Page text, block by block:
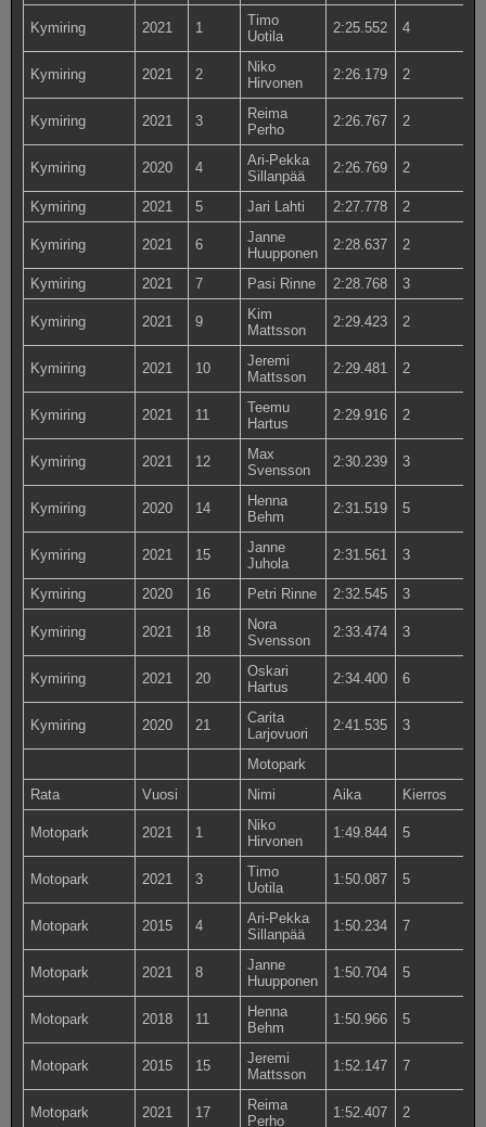
Kymiring 2021 1
Timo
Uotila
2:25.552 4
Kymiring 2021 2
Niko
Hirvonen
2:26.179 2
Kymiring 2021 3
Reima
Perho
2:26.767 2
Kymiring 2020 4
Ari-Pekka
Sillanpää
2:26.769 2
Kymiring 2021 5 Jari Lahti 2:27.778 2
Kymiring 2021 6
Janne
Huupponen
2:28.637 2
Kymiring 2021 7 Pasi Rinne 2:28.768 3
Kymiring 2021 9
Kim
Mattsson
2:29.423 2
Kymiring 2021 10
Jeremi
Mattsson
2:29.481 2
Kymiring 2021 11
Teemu
Hartus
2:29.916 2
Kymiring 2021 12
Max
Svensson
2:30.239 3
Kymiring 2020 14
Henna
Behm
2:31.519 5
Kymiring 2021 15
Janne
Juhola
2:31.561 3
Kymiring 2020 16 Petri Rinne 2:32.545 3
Kymiring 2021 18
Nora
Svensson
2:33.474 3
Kymiring 2021 20
Oskari
Hartus
2:34.400 6
Kymiring 2020 21
Carita
Larjovuori
2:41.535 3
Motopark
Rata
Vuosi Nimi Aika Kierros
Motopark 2021 1
Niko
Hirvonen
1:49.844 5
Motopark 2021 3
Timo
Uotila
1:50.087 5
Motopark 2015 4
Ari-Pekka
Sillanpää
1:50.234 7
Motopark 2021 8
Janne
Huupponen
1:50.704 5
Motopark 2018 11
Henna
Behm
1:50.966 5
Motopark 2015 15
Jeremi
Mattsson
1:52.147 7
Motopark 2021 17
Reima
Perho
1:52.407 2